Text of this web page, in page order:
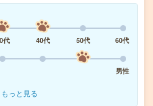
代 40代 50代
60代
男性
もっと見る